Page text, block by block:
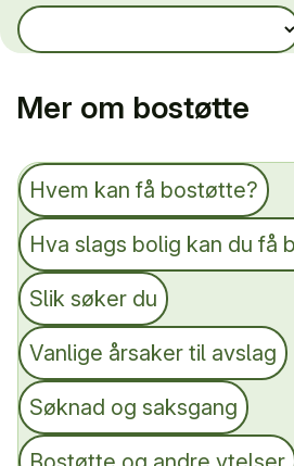
Mer om bostøtte
Hvem kan få bostøtte?
Hva slags bolig kan du få
Slik søker du
Vanlige årsaker til avslag
Søknad og saksgang